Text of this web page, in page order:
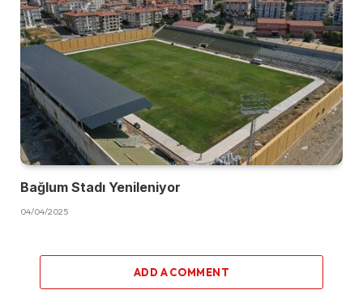
Bağlum Stadı Yenileniyor
04/04/2025
ADD A COMMENT